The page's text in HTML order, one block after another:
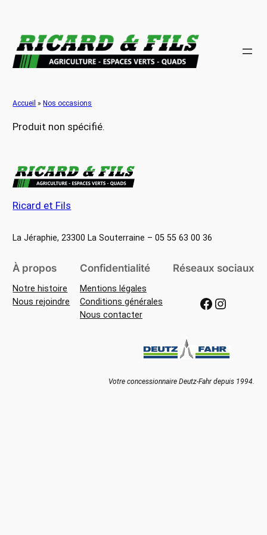
contenu
Accueil » Nos occasions
Produit non spécifié.
Ricard et Fils
La Jéraphie, 23300 La Souterraine – 05 55 63 00 36
À propos
Notre histoire
Nous rejoindre
Confidentialité
Mentions légales
Conditions générales
Nous contacter
Réseaux sociaux
Facebook Instagram
Votre concessionnaire Deutz-Fahr depuis 1994.